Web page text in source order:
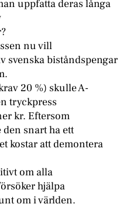
uppfatta deras långa
nu vill
svenska biståndspengar
20 %) skulle A-
tryckpress
kr. Eftersom
snart ha ett
kostar att demontera
om alla
hjälpa
om i världen.